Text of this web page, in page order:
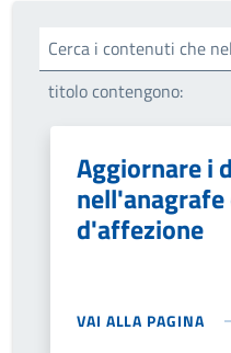
Cerca i contenuti che nel
titolo contengono:
Aggiornare i
d'affezione
VAI ALLA PAGINA